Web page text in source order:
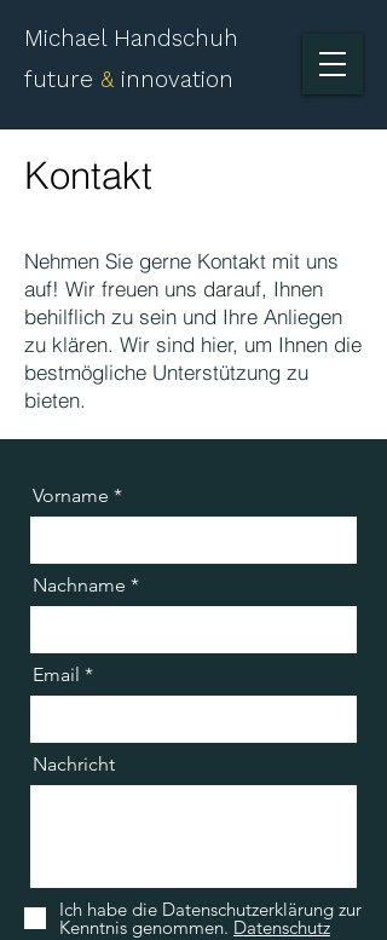
Michael Handschuh
future & innovation
Kontakt
Nehmen Sie gerne Kontakt mit uns
auf! Wir freuen uns darauf, Ihnen
behilflich zu sein und Ihre Anliegen
zu klären. Wir sind hier, um Ihnen die
bestmögliche Unterstützung zu
bieten.
Vorname
Nachname
Email
Nachricht
Ich habe die Datenschutzerklärung zur
Kenntnis genommen. Datenschutz